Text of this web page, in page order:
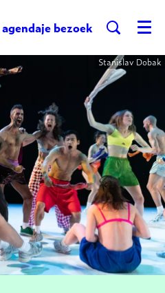
agendaje bezoek Menu
Stanislav Dobak